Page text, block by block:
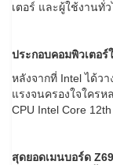
เตอร์ และผู้ใช้งานทั่ว
ประกอบคอมพิวเตอร์
หลังจากที่ Intel ได้ว
แรงจนครองใจใคร
CPU Intel Core
สุดยอดเมนบอร์ด